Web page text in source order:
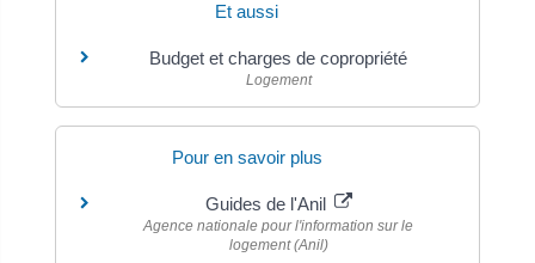
Et aussi
Budget et charges de copropriété
Logement
Pour en savoir plus
Guides de l'Anil
Agence nationale pour l'information sur le
logement (Anil)